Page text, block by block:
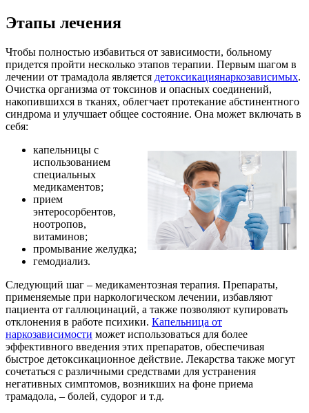
Этапы лечения
Чтобы полностью избавиться от зависимости, больному
придется пройти несколько этапов терапии. Первым шагом в
лечении от трамадола является детоксикациянаркозависимых.
Очистка организма от токсинов и опасных соединений,
накопившихся в тканях, облегчает протекание абстинентного
синдрома и улучшает общее состояние. Она может включать в
себя:
капельницы с
использованием
специальных
медикаментов;
прием
энтеросорбентов,
ноотропов,
витаминов;
промывание желудка;
гемодиализ.
Следующий шаг – медикаментозная терапия. Препараты,
применяемые при наркологическом лечении, избавляют
пациента от галлюцинаций, а также позволяют купировать
отклонения в работе психики. Капельница от
наркозависимости может использоваться для более
эффективного введения этих препаратов, обеспечивая
быстрое детоксикационное действие. Лекарства также могут
сочетаться с различными средствами для устранения
негативных симптомов, возникших на фоне приема
трамадола, – болей, судорог и т.д.